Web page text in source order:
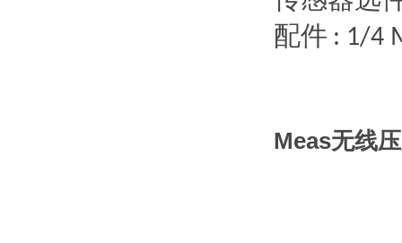
配件 : 1/4
Meas无线